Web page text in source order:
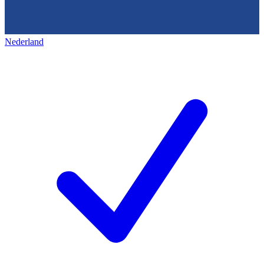
Nederland